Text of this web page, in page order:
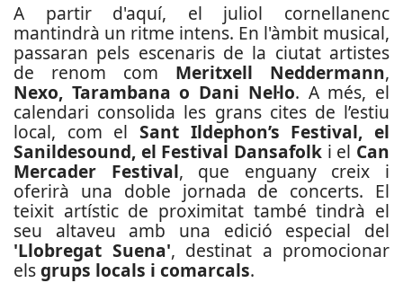
A partir d'aquí, el juliol cornellanenc
mantindrà un ritme intens. En l'àmbit musical,
passaran pels escenaris de la ciutat artistes
de renom com Meritxell Neddermann,
Nexo, Tarambana o Dani Nel·lo. A més, el
calendari consolida les grans cites de l’estiu
local, com el Sant Ildephon’s Festival, el
Sanildesound, el Festival Dansafolk i el Can
Mercader Festival, que enguany creix i
oferirà una doble jornada de concerts. El
teixit artístic de proximitat també tindrà el
seu altaveu amb una edició especial del
'Llobregat Suena', destinat a promocionar
elsgrups locals i comarcals.